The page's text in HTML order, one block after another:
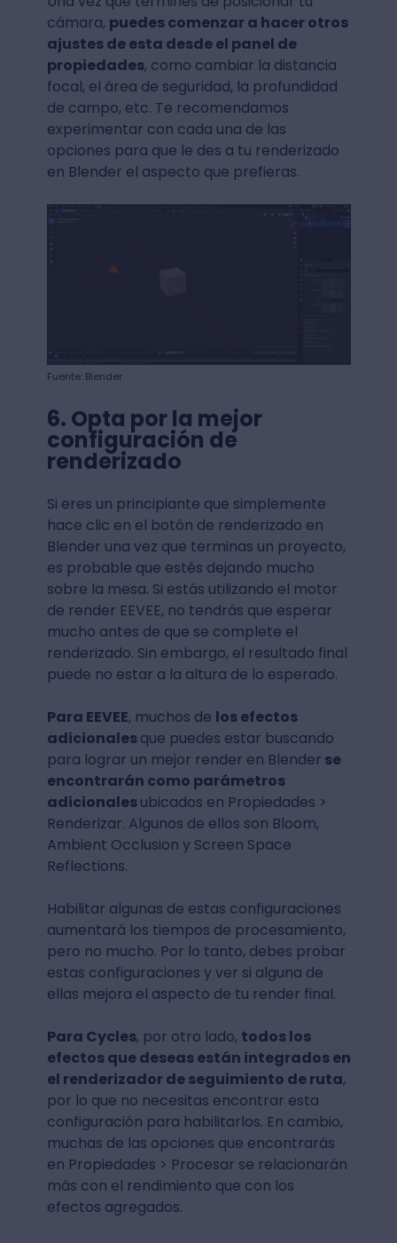
cámara, puedes comenzar a hacer otros
ajustes de esta desde el panel de
propiedades, como cambiar la distancia
focal, el área de seguridad, la profundidad
de campo, etc. Te recomendamos
experimentar con cada una de las
opciones para que le des a tu renderizado
en Blender el aspecto que prefieras.
Fuente: Blender
6. Opta por la mejor
configuración de
renderizado
Si eres un principiante que simplemente
hace clic en el botón de renderizado en
Blender una vez que terminas un proyecto,
es probable que estés dejando mucho
sobre la mesa. Si estás utilizando el motor
de render EEVEE, no tendrás que esperar
mucho antes de que se complete el
renderizado. Sin embargo, el resultado final
puede no estar a la altura de lo esperado.
Para EEVEE, muchos de los efectos
adicionalesque puedes estar buscando
para lograr un mejor render en Blender se
encontrarán como parámetros
adicionalesubicados en Propiedades >
Renderizar. Algunos de ellos son Bloom,
Ambient Occlusion y Screen Space
Reflections.
Habilitar algunas de estas configuraciones
aumentará los tiempos de procesamiento,
pero no mucho. Por lo tanto, debes probar
estas configuraciones y ver si alguna de
ellas mejora el aspecto de tu render final.
Para Cycles, por otro lado, todos los
efectos que deseas están integrados en
el renderizador de seguimiento de ruta,
por lo que no necesitas encontrar esta
configuración para habilitarlos. En cambio,
muchas de las opciones que encontrarás
en Propiedades > Procesar se relacionarán
más con el rendimiento que con los
efectos agregados.